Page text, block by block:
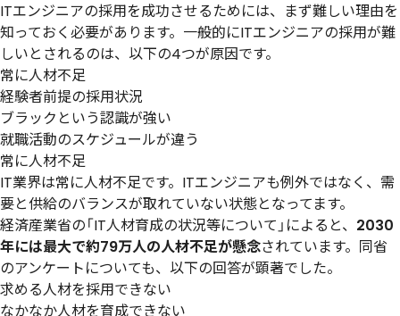
ITエンジニアの採用を成功させるためには、まず難しい理由を
知っておく必要があります。一般的にITエンジニアの採用が難
しいとされるのは、以下の4つが原因です。
常に人材不足
経験者前提の採用状況
ブラックという認識が強い
就職活動のスケジュールが違う
常に人材不足
IT業界は常に人材不足です。ITエンジニアも例外ではなく、需
要と供給のバランスが取れていない状態となってます。
経済産業省の「IT人材育成の状況等について」によると、 2030
年には最大で約79万人の人材不足が懸念されています。同省
のアンケートについても、以下の回答が顕著でした。
求める人材を採用できない
なかなか人材を育成できない